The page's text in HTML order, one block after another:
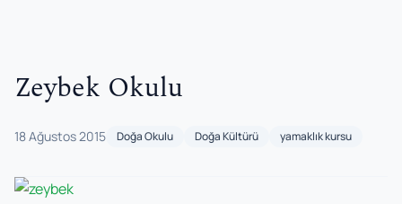
Zeybek Okulu
18 Ağustos 2015 Doğa Okulu Doğa Kültürü yamaklık kursu